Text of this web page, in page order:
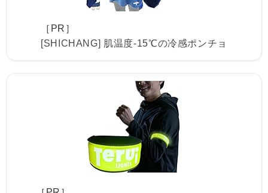
［PR］
[SHICHANG] 肌温度-15℃の冷感ポンチョ